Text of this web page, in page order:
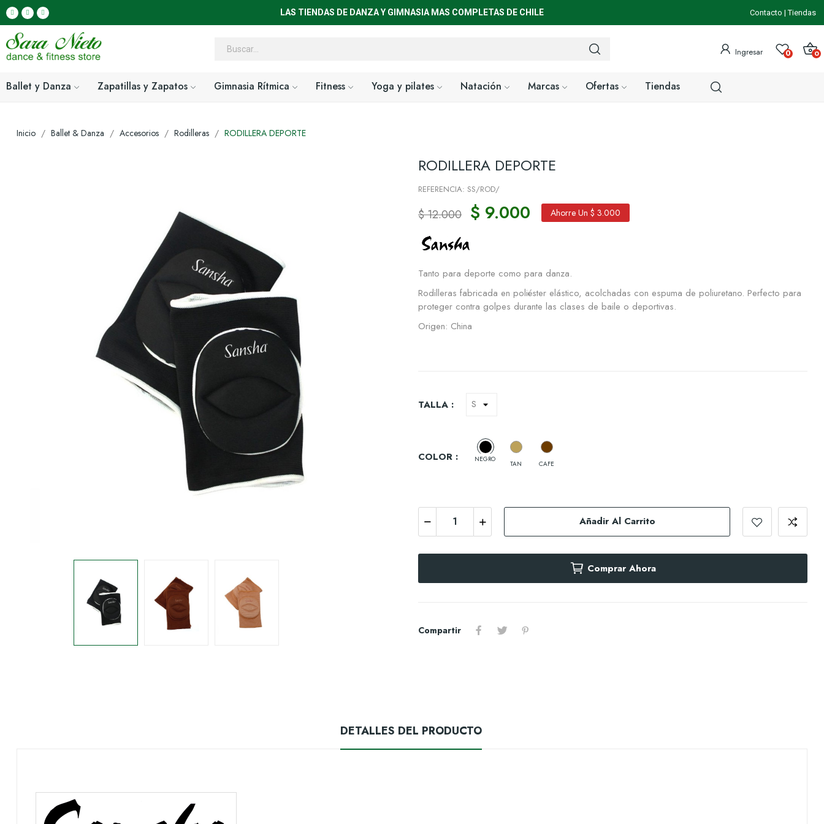
LAS TIENDAS DE DANZA Y GIMNASIA MAS COMPLETAS DE CHILE Contacto |Tiendas
Ingresar 0 0
Ballet y Danza Zapatillas y Zapatos Gimnasia Rítmica Fitness Yoga y pilates Natación Marcas Ofertas Tiendas
Inicio Ballet & Danza Accesorios Rodilleras RODILLERA DEPORTE
RODILLERA DEPORTE
REFERENCIA: SS/ROD/
$ 12.000 $ 9.000 Ahorre Un $ 3.000
Tanto para deporte como para danza.
Rodilleras fabricada en poliéster elástico, acolchadas con espuma de poliuretano. Perfecto para
proteger contra golpes durante las clases de baile o deportivas.
Origen: China
TALLA :
COLOR : NEGRO TAN CAFE
Añadir Al Carrito
Comprar Ahora
Compartir
DETALLES DEL PRODUCTO